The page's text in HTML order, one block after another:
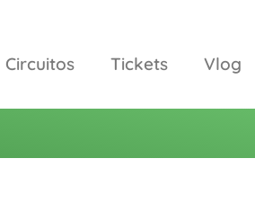
Circuitos Tickets Vlog